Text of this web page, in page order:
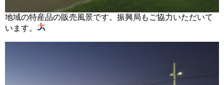
地域の特産品の販売風景です。振興局もご協力いただいて
います。